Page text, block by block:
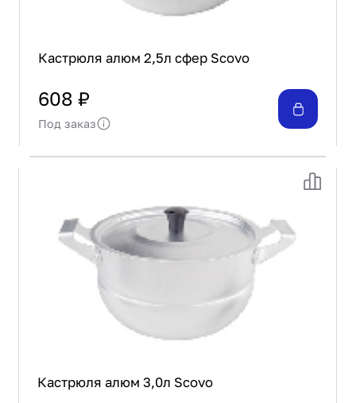
Кастрюля алюм 2,5л сфер Scovo
608 ₽
Под заказ
Кастрюля алюм 3,0л Scovo